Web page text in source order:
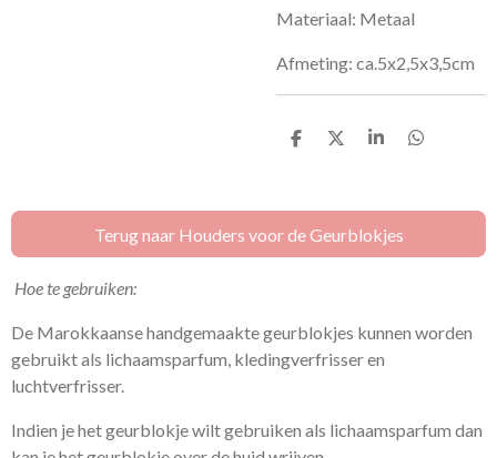
Materiaal: Metaal
Afmeting: ca.5x2,5x3,5cm
D
n
D
S
e
D
n
Terug naar Houders voor de Geurblokjes
Hoe te gebruiken:
De Marokkaanse handgemaakte geurblokjes kunnen worden
gebruikt als lichaamsparfum, kledingverfrisser en
luchtverfrisser.
Indien je het geurblokje wilt gebruiken als lichaamsparfum dan